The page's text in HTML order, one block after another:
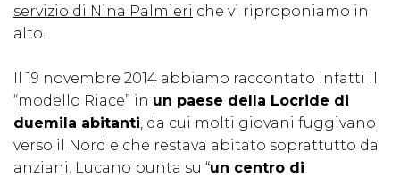
servizio di Nina Palmieri che vi riproponiamo in
alto.
Il 19 novembre 2014 abbiamo raccontato infatti il
“modello Riace” in un paese della Locride di
duemila abitanti, da cui molti giovani fuggivano
verso il Nord e che restava abitato soprattutto da
anziani. Lucano punta su “un centro di